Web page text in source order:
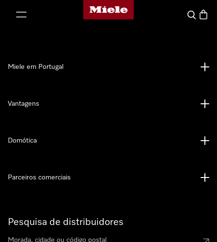
Página principal da Miele
Pesquisa
Pesquisa de distribuidores
Miele em Portugal
Vantagens
Domótica
Parceiros comerciais